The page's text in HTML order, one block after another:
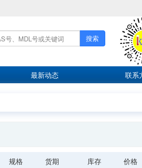
搜索
最新动态 联系
规格 货期 库存 价格